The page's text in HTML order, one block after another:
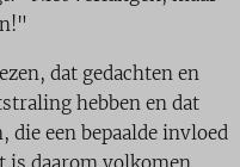
dat gedachten en
hebben en dat
een bepaalde invloed